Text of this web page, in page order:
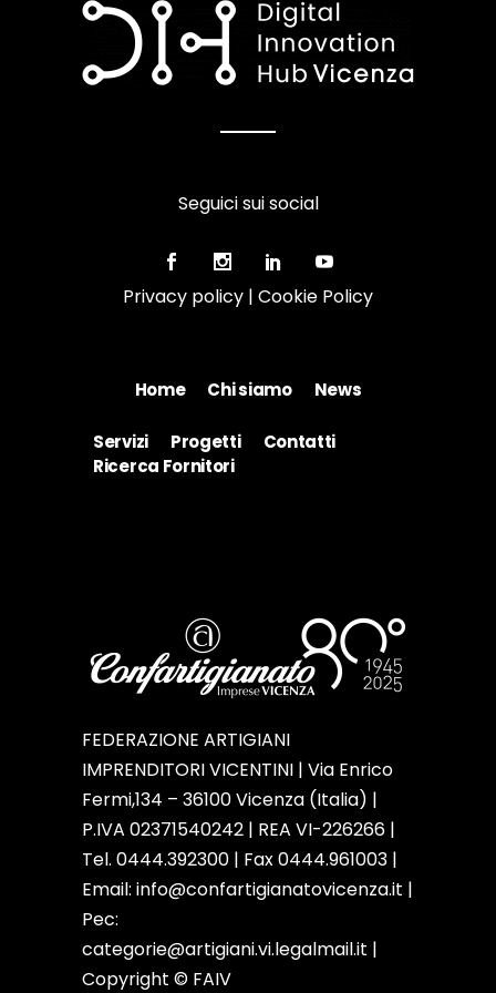
Home Chi siamo News
Seguici sui social
Privacy policy | Cookie Policy
Servizi Progetti
Contatti
Ricerca Fornitori
FEDERAZIONE ARTIGIANI
IMPRENDITORI VICENTINI | Via Enrico
Fermi,134 – 36100 Vicenza (Italia) |
P.IVA 02371540242 | REA VI-226266 |
Tel. 0444.392300 | Fax 0444.961003 |
Email: info@confartigianatovicenza.it |
Pec:
categorie@artigiani.vi.legalmail.it |
Copyright © FAIV